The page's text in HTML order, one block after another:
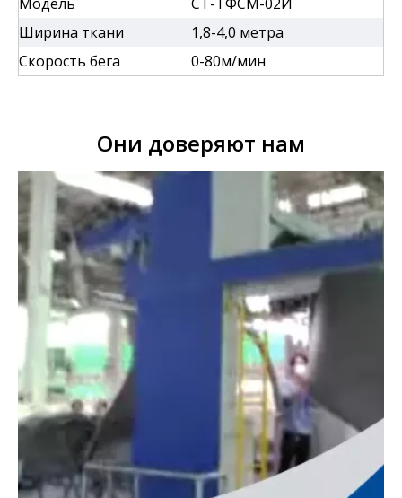
Ширина ткани
1,8-4,0 метра
Скорость бега
0-80м/мин
Они доверяют нам